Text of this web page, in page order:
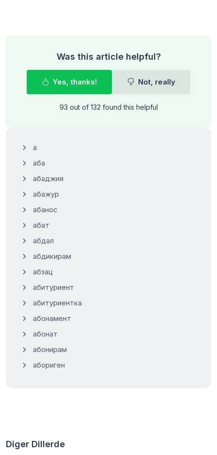
Was this article helpful?
Yes, thanks! Not, really
93 out of 132 found this helpful
а
аба
абаджия
абажур
абанос
абат
абдал
абдикирам
абзац
абитуриент
абитуриентка
абонамент
абонат
абонирам
абориген
Diger Dillerde